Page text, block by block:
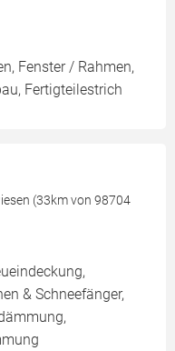
Fenster / Rahmen,
Fertigteilestrich
(33km von 98704
& Schneefänger,